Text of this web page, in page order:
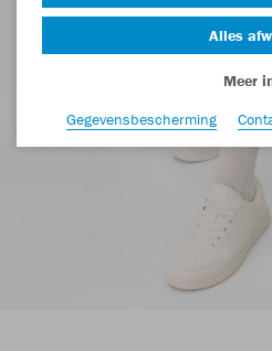
Alles
Meer
Gegevensbescherming